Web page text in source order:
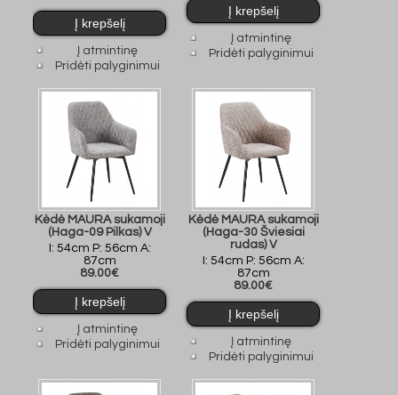
Į atmintinę
Pridėti palyginimui
Į atmintinę
Pridėti palyginimui
Kėdė MAURA sukamoji
(Haga-09 Pilkas) V
I: 54cm P: 56cm A:
87cm
89.00€
Į atmintinę
Pridėti palyginimui
Kėdė MAURA sukamoji
(Haga-30 Šviesiai
rudas) V
I: 54cm P: 56cm A:
87cm
89.00€
Į atmintinę
Pridėti palyginimui